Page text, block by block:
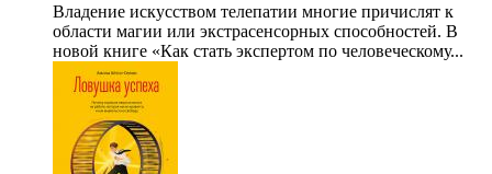
Владение искусством телепатии многие причислят к
области магии или экстрасенсорных способностей. В
новой книге «Как стать экспертом по человеческому...